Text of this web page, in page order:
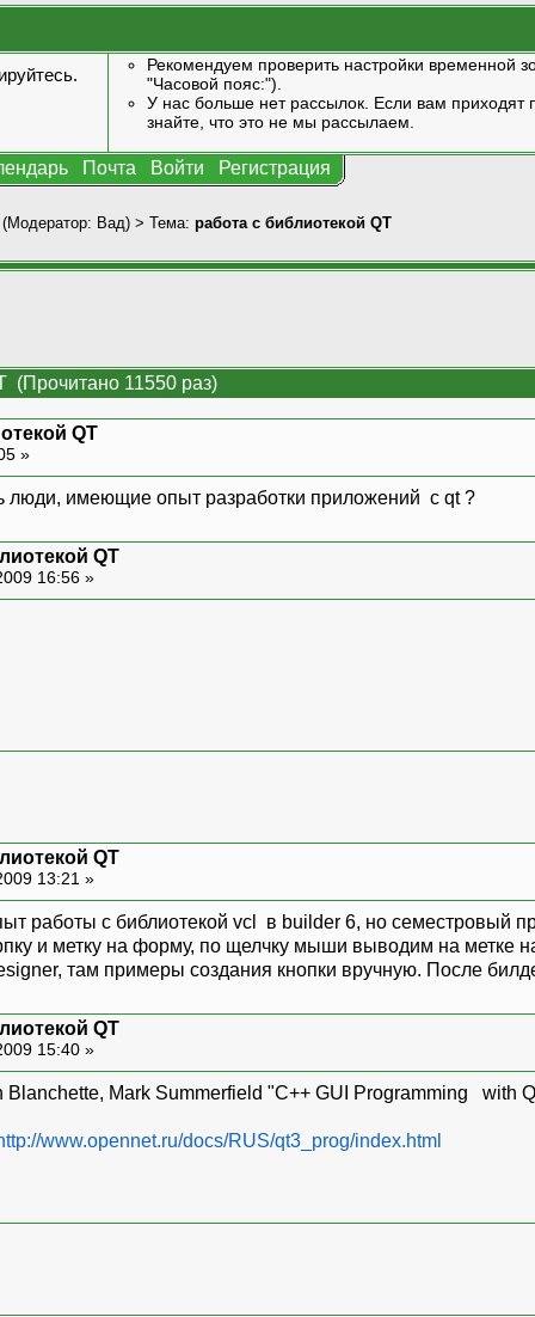
.
Рекомендуем проверить настройки
"Часовой пояс:").
У нас больше нет рассылок. Если вам
знайте, что это не мы рассылаем.
Почта Войти Регистрация
Вад) > Тема: работа с библиотекой QT
(Прочитано 11550 раз)
QT
»
люди, имеющие опыт разработки приложений с qt ?
QT
16:56 »
QT
13:21 »
работы с библиотекой vcl в builder 6, но семестровый
и метку на форму, по щелчку мыши выводим на метке
там примеры создания кнопки вручную. После
QT
15:40 »
Blanchette, Mark Summerfield "C++ GUI Programming with
www.opennet.ru/docs/RUS/qt3_prog/index.html